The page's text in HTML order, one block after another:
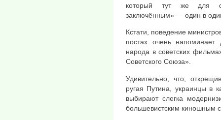
который тут же для
заключённым» — один в
Кстати, поведение
постах очень напоминает
народа в советских
Советского Союза».
Удивительно, что,
ругая Путина, украинцы в
выбирают слегка
большевистским киношным